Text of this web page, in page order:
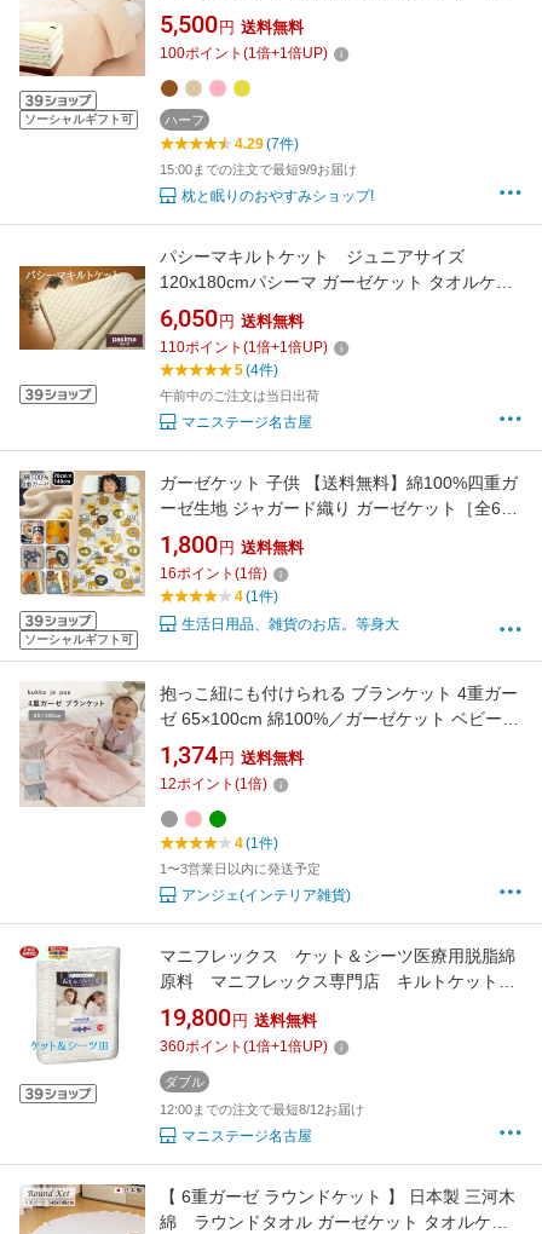
ソーシャルギフト可
け布団カバー 掛布団カバー】 敬老の日
5,500 円 送料無料
100ポイント (1倍+1倍UP)
ハーフ
4.29(7件)
15:00までの注文で最短9/9お届け
枕と眠りのおやすみショップ!
パシーマキルトケット ジュニアサイズ
120x180cmパシーマ ガーゼケット タオルケッ
ト 肌掛け シーツ 綿 ガーゼ アトピー 龍宮 日本
製 ギフト プレゼント 御祝
6,050 円 送料無料
110ポイント (1倍+1倍UP)
5(4件)
午前中のご注文は当日出荷
マニステージ名古屋
ソーシャルギフト可
ガーゼケット 子供 【送料無料】綿100%四重ガ
ーゼ生地 ジャガード織り ガーゼケット［全6柄
［約70×140cm 大判 バスタオル 大きめ 保育園
布団セット ハーフケット ソーシャル ギフト プ
レゼント ノルディック 綿100% 子供 グッズ
1,800 円 送料無料
16ポイント (1倍)
4(1件)
生活日用品、雑貨のお店。等身大
抱っこ紐にも付けられる ブランケット 4重ガー
ゼ 65×100cm 綿100%／ガーゼケット ベビー
ベビー ブランケット 夏 抱っこ紐 ケープ 春 夏
ベビーカー ブランケット ひざ掛け お昼寝ケッ
ト 出産祝い／kukka ja puu クッカヤプー【ネコ
ポス対応】【8／7雑貨追加MD】
1,374 円 送料無料
12ポイント (1倍)
4(1件)
1〜3営業日以内に発送予定
アンジェ(インテリア雑貨)
マニフレックス ケット＆シーツ医療用脱脂綿
原料 マニフレックス専門店 キルトケット
ダブルサイズ パシーマ
19,800 円 送料無料
360ポイント (1倍+1倍UP)
ダブル
12:00までの注文で最短8/12お届け
マニステージ名古屋
【 6重ガーゼ ラウンドケット 】 日本製 三河木
綿 ラウンドタオル ガーゼケット タオルケッ